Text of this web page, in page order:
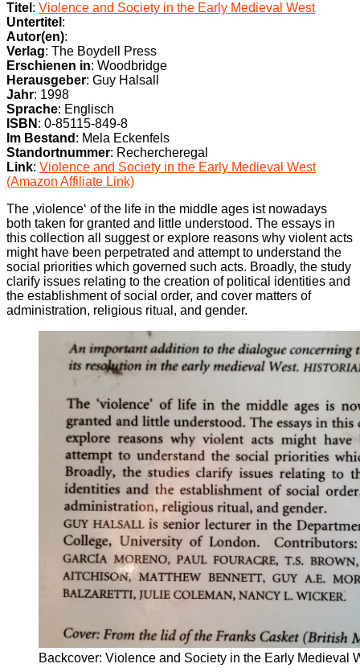
Titel : Violence and Society in the Early Medieval West
Untertitel :
Autor(en):
Verlag: The Boydell Press
Erschienen in: Woodbridge
Herausgeber: Guy Halsall
Jahr: 1998
Sprache: Englisch
ISBN : 0-85115-849-8
Im Bestand : Mela Eckenfels
Standortnummer: Rechercheregal
Link: Violence and Society in the Early Medieval West
(Amazon Affiliate Link)
The ‚violence‘ of the life in the middle ages ist nowadays
both taken for granted and little understood. The essays in
this collection all suggest or explore reasons why violent acts
might have been perpetrated and attempt to understand the
social priorities which governed such acts. Broadly, the study
clarify issues relating to the creation of political identities and
the establishment of social order, and cover matters of
administration, religious ritual, and gender.
Backcover: Violence and Society in the Early Medieval